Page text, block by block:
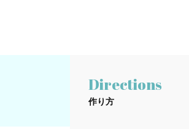
Directions
作り方